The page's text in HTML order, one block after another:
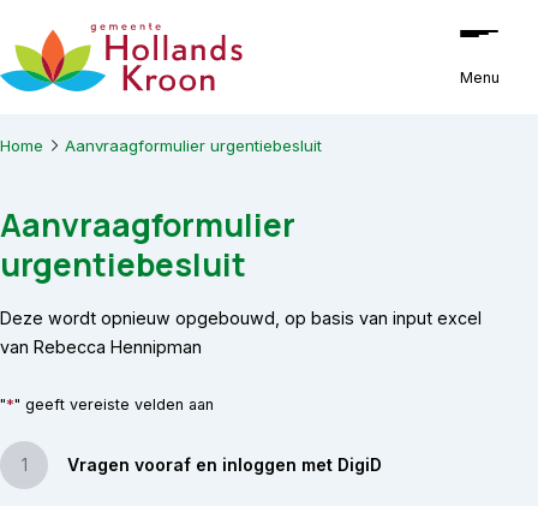
Ga naar de inhoud
Menu
Home Aanvraagformulier urgentiebesluit
Aanvraagformulier
urgentiebesluit
Deze wordt opnieuw opgebouwd, op basis van input excel
van Rebecca Hennipman
"*" geeft vereiste velden aan
1 Vragen vooraf en inloggen met DigiD